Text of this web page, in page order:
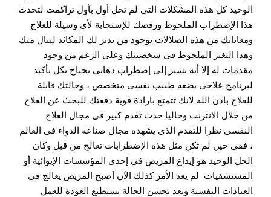
الوحيد كل هذه المشكلات التى لم تحل أول بأول تراكمت لتحدث
هذا الإضطراب الملحوظ ورفضك للإستجابة لأى وسيلة للعلاج
ومعاناتك من هذه الضلالات بوجود من يدبر لك المكائد لينال منك
وهذا التغير الملحوظ فى شخصيتك وعلى الرغم من وجود
مقدمات له إلا أنه يشير إلى إضطراب ذهانى يحتاج بكل تأكيد
لبرنامج علاجى يضعه طبيب نفسى متخصص ، وحالتك قابلة
للعلاج باذن الله لانك تتمتع بارادة قوية دفعتك للبحث عن العلاج
من خلال الانترنت وحاليا حدث تقدم كبير فى مجال العلاج
النفسى نظرا للتقدم الذى يشهده مجال صناعة الدواء فى العالم
، ففى حين لم تكن مثل هذه الإضطرابات تعالج من قبل وكان
الحل الوحيد هو إيداع المريض فى إحدى المؤسسات الإيوائية أو
المستشفيات لم يعد الأمر كذلك الآن أصبح المريض يعالج فى
العيادات النفسية وبعد تحسن الحالة يستطيع العودة للعمل